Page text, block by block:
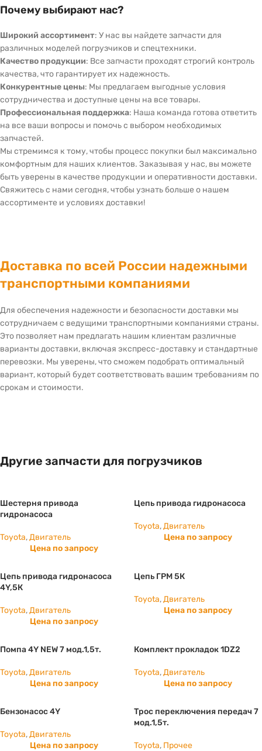
Почему выбирают нас?
Широкий ассортимент: У нас вы найдете запчасти для
различных моделей погрузчиков и спецтехники.
Качество продукции: Все запчасти проходят строгий контроль
качества, что гарантирует их надежность.
Конкурентные цены: Мы предлагаем выгодные условия
сотрудничества и доступные цены на все товары.
Профессиональная поддержка: Наша команда готова ответить
на все ваши вопросы и помочь с выбором необходимых
запчастей.
Мы стремимся к тому, чтобы процесс покупки был максимально
комфортным для наших клиентов. Заказывая у нас, вы можете
быть уверены в качестве продукции и оперативности доставки.
Свяжитесь с нами сегодня, чтобы узнать больше о нашем
ассортименте и условиях доставки!
Доставка по всей России надежными
транспортными компаниями
Для обеспечения надежности и безопасности доставки мы
сотрудничаем с ведущими транспортными компаниями страны.
Это позволяет нам предлагать нашим клиентам различные
варианты доставки, включая экспресс-доставку и стандартные
перевозки. Мы уверены, что сможем подобрать оптимальный
вариант, который будет соответствовать вашим требованиям по
срокам и стоимости.
Другие запчасти для погрузчиков
Шестерня привода
гидронасоса
Toyota,Двигатель
Цена по запросу
Цепь привода гидронасоса
Toyota,Двигатель
Цена по запросу
Цепь привода гидронасоса
4Y,5К
Toyota,Двигатель
Цена по запросу
Цепь ГРМ 5К
Toyota,Двигатель
Цена по запросу
Помпа 4Y NEW 7 мод.1,5т.
Toyota,Двигатель
Цена по запросу
Комплект прокладок 1DZ2
Toyota,Двигатель
Цена по запросу
Бензонасос 4Y
Toyota,Двигатель
Цена по запросу
Трос переключения передач 7
мод.1,5т.
Toyota, Прочее